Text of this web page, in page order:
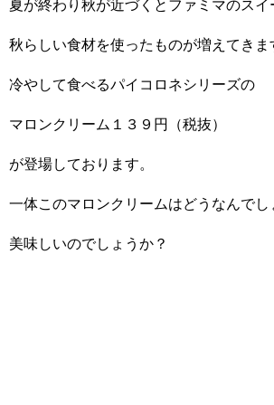
夏が終わり秋が近づくとファミマのスイ
秋らしい食材を使ったものが増えてきま
冷やして食べるパイコロネシリーズの
マロンクリーム１３９円（税抜）
が登場しております。
一体このマロンクリームはどうなんでし
美味しいのでしょうか？